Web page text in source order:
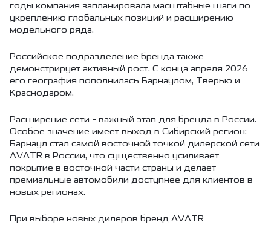
годы компания запланировала масштабные шаги по
укреплению глобальных позиций и расширению
модельного ряда.
Российское подразделение бренда также
демонстрирует активный рост. С конца апреля 2026
его география пополнилась Барнаулом, Тверью и
Краснодаром.
Расширение сети - важный этап для бренда в России.
Особое значение имеет выход в Сибирский регион:
Барнаул стал самой восточной точкой дилерской сети
AVATR в России, что существенно усиливает
покрытие в восточной части страны и делает
премиальные автомобили доступнее для клиентов в
новых регионах.
При выборе новых дилеров бренд AVATR